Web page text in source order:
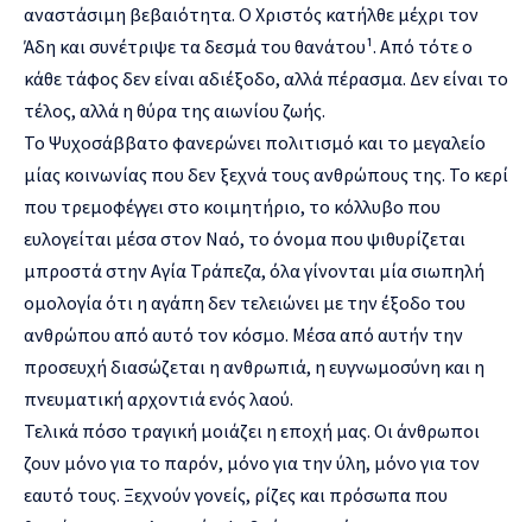
αναστάσιμη βεβαιότητα. Ο Χριστός κατήλθε μέχρι τον
Άδη και συνέτριψε τα δεσμά του θανάτου¹. Από τότε ο
κάθε τάφος δεν είναι αδιέξοδο, αλλά πέρασμα. Δεν είναι το
τέλος, αλλά η θύρα της αιωνίου ζωής.
Το Ψυχοσάββατο φανερώνει πολιτισμό και το μεγαλείο
μίας κοινωνίας που δεν ξεχνά τους ανθρώπους της. Το κερί
που τρεμοφέγγει στο κοιμητήριο, το κόλλυβο που
ευλογείται μέσα στον Ναό, το όνομα που ψιθυρίζεται
μπροστά στην Αγία Τράπεζα, όλα γίνονται μία σιωπηλή
ομολογία ότι η αγάπη δεν τελειώνει με την έξοδο του
ανθρώπου από αυτό τον κόσμο. Μέσα από αυτήν την
προσευχή διασώζεται η ανθρωπιά, η ευγνωμοσύνη και η
πνευματική αρχοντιά ενός λαού.
Τελικά πόσο τραγική μοιάζει η εποχή μας. Οι άνθρωποι
ζουν μόνο για το παρόν, μόνο για την ύλη, μόνο για τον
εαυτό τους. Ξεχνούν γονείς, ρίζες και πρόσωπα που